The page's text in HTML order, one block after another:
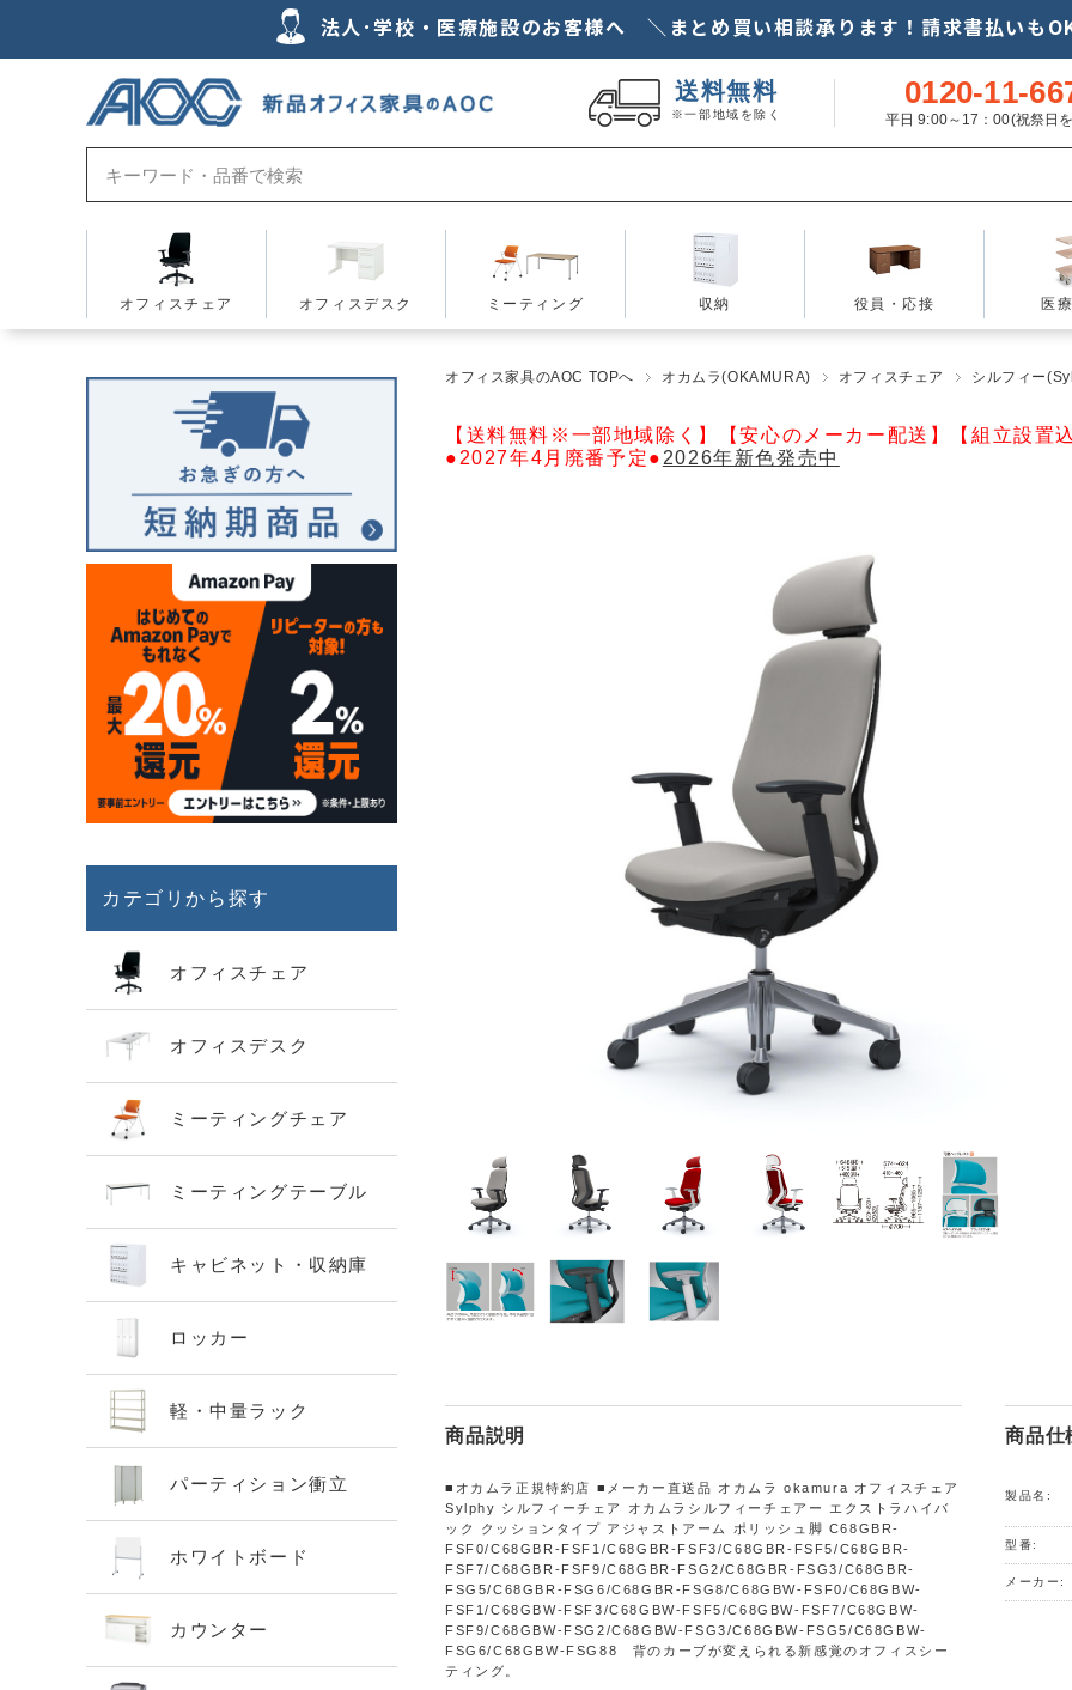
法人･学校・医療施設のお客様へ ＼まとめ買い相談承ります！請求書払いも
送料無料
※一部地域を除く
0120-11-
平日 9:00～17：00(祝祭日
オフィスチェア オフィスデスク ミーティング 収納 役員・応接 医
オフィス家具のAOC TOPへ オカムラ(OKAMURA) オフィスチェア シルフィー
【送料無料※一部地域除く】【安心のメーカー配送】【組立設置
●2027年4月廃番予定● 2026年新色発売中
商品説明
■オカムラ正規特約店 ■メーカー直送品 オカムラ okamura オフィスチェア
Sylphy シルフィーチェア オカムラシルフィーチェアー エクストラハイバ
ック クッションタイプ アジャストアーム ポリッシュ脚 C68GBR-
FSF0/C68GBR-FSF1/C68GBR-FSF3/C68GBR-FSF5/C68GBR-
FSF7/C68GBR-FSF9/C68GBR-FSG2/C68GBR-FSG3/C68GBR-
FSG5/C68GBR-FSG6/C68GBR-FSG8/C68GBW-FSF0/C68GBW-
FSF1/C68GBW-FSF3/C68GBW-FSF5/C68GBW-FSF7/C68GBW-
FSF9/C68GBW-FSG2/C68GBW-FSG3/C68GBW-FSG5/C68GBW-
FSG6/C68GBW-FSG88 背のカーブが変えられる新感覚のオフィスシー
ティング。
商品仕
製品名:
型番:
メーカー:
カテゴリから探す
オフィスチェア
オフィスデスク
ミーティングチェア
ミーティングテーブル
キャビネット・収納庫
ロッカー
軽・中量ラック
パーティション衝立
ホワイトボード
カウンター